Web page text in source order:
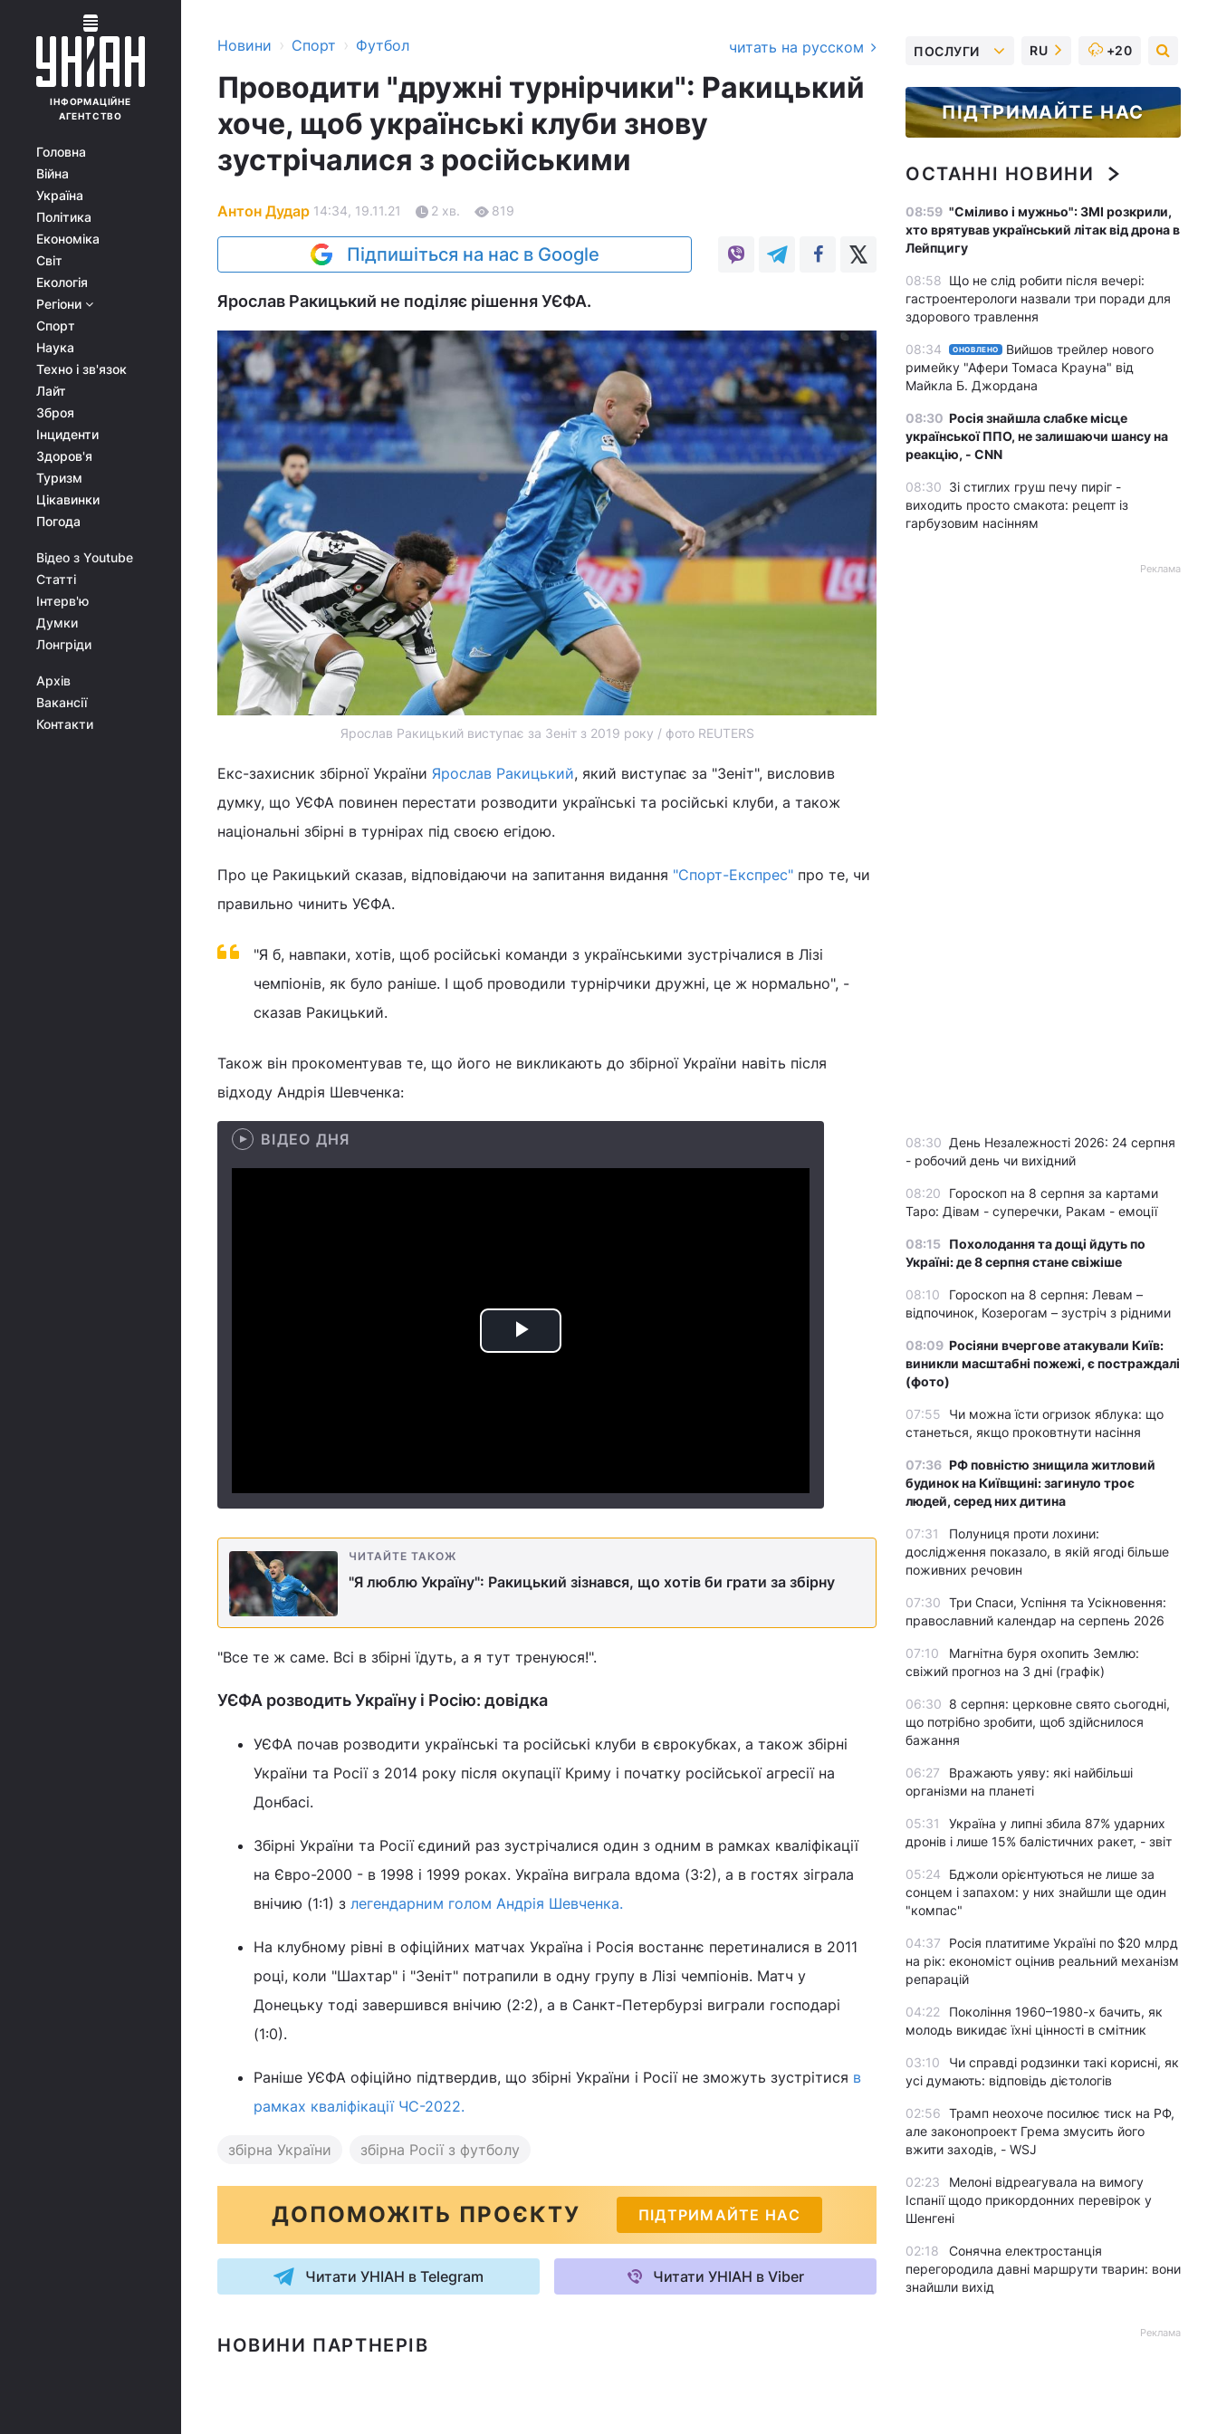
ІНФОРМАЦІЙНЕ
АГЕНТСТВО
Головна
Війна
Україна
Політика
Економіка
Світ
Екологія
Регіони
Спорт
Наука
Техно і зв'язок
Лайт
Зброя
Інциденти
Здоров'я
Туризм
Цікавинки
Погода
Відео з Youtube
Статті
Інтерв'ю
Думки
Лонгріди
Архів
Вакансії
Контакти
Новини › Спорт › Футбол читать на русском
Проводити "дружні турнірчики": Ракицький
хоче, щоб українські клуби знову
зустрічалися з російськими
Антон Дудар 14:34, 19.11.21 2 хв. 819
Підпишіться на нас в Google
Ярослав Ракицький не поділяє рішення УЄФА.
Ярослав Ракицький виступає за Зеніт з 2019 року / фото REUTERS
Екс-захисник збірної України Ярослав Ракицький, який виступає за "Зеніт", висловив
думку, що УЄФА повинен перестати розводити українські та російські клуби, а також
національні збірні в турнірах під своєю егідою.
Про це Ракицький сказав, відповідаючи на запитання видання "Спорт-Експрес" про те, чи
правильно чинить УЄФА.
"Я б, навпаки, хотів, щоб російські команди з українськими зустрічалися в Лізі
чемпіонів, як було раніше. І щоб проводили турнірчики дружні, це ж нормально", -
сказав Ракицький.
Також він прокоментував те, що його не викликають до збірної України навіть після
відходу Андрія Шевченка:
ВІДЕО ДНЯ
Play
ЧИТАЙТЕ ТАКОЖ
"Я люблю Україну": Ракицький зізнався, що хотів би грати за збірну
"Все те ж саме. Всі в збірні їдуть, а я тут тренуюся!".
УЄФА розводить Україну і Росію: довідка
УЄФА почав розводити українські та російські клуби в єврокубках, а також збірні
України та Росії з 2014 року після окупації Криму і початку російської агресії на
Донбасі.
Збірні України та Росії єдиний раз зустрічалися один з одним в рамках кваліфікації
на Євро-2000 - в 1998 і 1999 роках. Україна виграла вдома (3:2), а в гостях зіграла
внічию (1:1) з легендарним голом Андрія Шевченка.
На клубному рівні в офіційних матчах Україна і Росія востаннє перетиналися в 2011
році, коли "Шахтар" і "Зеніт" потрапили в одну групу в Лізі чемпіонів. Матч у
Донецьку тоді завершився внічию (2:2), а в Санкт-Петербурзі виграли господарі
(1:0).
Раніше УЄФА офіційно підтвердив, що збірні України і Росії не зможуть зустрітися в
рамках кваліфікації ЧС-2022.
збірна України збірна Росії з футболу
ДОПОМОЖІТЬ ПРОЄКТУ ПІДТРИМАЙТЕ НАС
Читати УНІАН в Telegram Читати УНІАН в Viber
НОВИНИ ПАРТНЕРІВ
ПОСЛУГИ RU +20
ПІДТРИМАЙТЕ НАС
ОСТАННІ НОВИНИ
08:59 "Сміливо і мужньо": ЗМІ розкрили,
хто врятував український літак від дрона в
Лейпцигу
08:58 Що не слід робити після вечері:
гастроентерологи назвали три поради для
здорового травлення
08:34 ОНОВЛЕНО
Вийшов трейлер нового
римейку "Афери Томаса Крауна" від
Майкла Б. Джордана
08:30 Росія знайшла слабке місце
української ППО, не залишаючи шансу на
реакцію, - CNN
08:30 Зі стиглих груш печу пиріг -
виходить просто смакота: рецепт із
гарбузовим насінням
Реклама
08:30 День Незалежності 2026: 24 серпня
- робочий день чи вихідний
08:20
Гороскоп на 8 серпня за картами
Таро: Дівам - суперечки, Ракам - емоції
08:15 Похолодання та дощі йдуть по
Україні: де 8 серпня стане свіжіше
08:10
Гороскоп на 8 серпня: Левам –
відпочинок, Козерогам – зустріч з рідними
08:09 Росіяни вчергове атакували Київ:
виникли масштабні пожежі, є постраждалі
(фото)
07:55
Чи можна їсти огризок яблука: що
станеться, якщо проковтнути насіння
07:36 РФ повністю знищила житловий
будинок на Київщині: загинуло троє
людей, серед них дитина
07:31
Полуниця проти лохини:
дослідження показало, в якій ягоді більше
поживних речовин
07:30 Три Спаси, Успіння та Усікновення:
православний календар на серпень 2026
07:10
Магнітна буря охопить Землю:
свіжий прогноз на 3 дні (графік)
06:30 8 серпня: церковне свято сьогодні,
що потрібно зробити, щоб здійснилося
бажання
06:27
Вражають уяву: які найбільші
організми на планеті
05:31
Україна у липні збила 87% ударних
дронів і лише 15% балістичних ракет, - звіт
05:24
Бджоли орієнтуються не лише за
сонцем і запахом: у них знайшли ще один
"компас"
04:37
Росія платитиме Україні по $20 млрд
на рік: економіст оцінив реальний механізм
репарацій
04:22
Покоління 1960–1980-х бачить, як
молодь викидає їхні цінності в смітник
03:10
Чи справді родзинки такі корисні, як
усі думають: відповідь дієтологів
02:56 Трамп неохоче посилює тиск на РФ,
але законопроект Грема змусить його
вжити заходів, - WSJ
02:23
Мелоні відреагувала на вимогу
Іспанії щодо прикордонних перевірок у
Шенгені
02:18
Сонячна електростанція
перегородила давні маршрути тварин: вони
знайшли вихід
Реклама